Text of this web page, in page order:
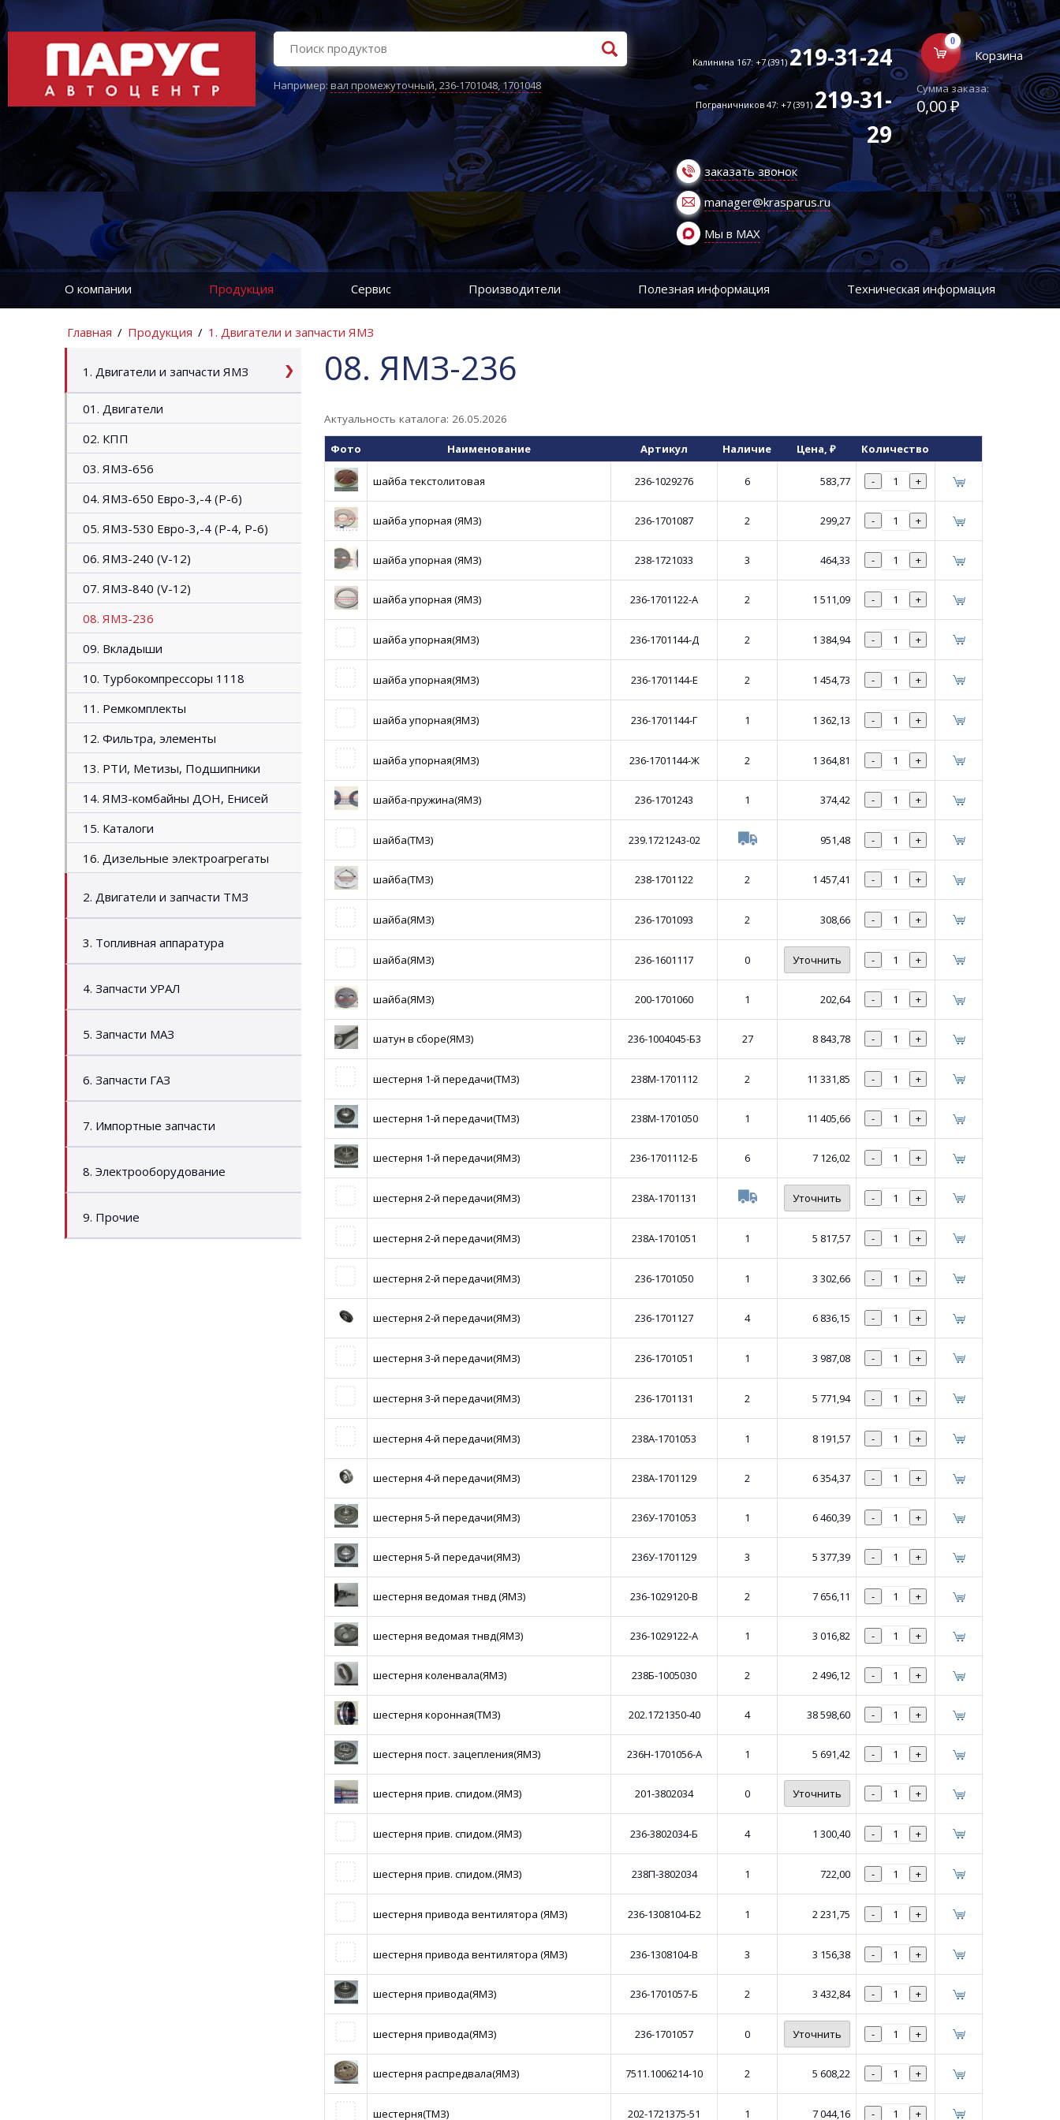
Например:вал промежуточный,236-1701048,1701048
Калинина 167: +7 (391)219-31-24
Пограничников 47: +7 (391)219-31-
29
заказать звонок
manager@krasparus.ru
Мы в MAX
0
Корзина
Сумма заказа:
0,00 ₽
О компании Продукция Сервис Производители Полезная информация Техническая информация
Главная / Продукция / 1. Двигатели и запчасти ЯМЗ
1. Двигатели и запчасти ЯМЗ
01. Двигатели
02. КПП
03. ЯМЗ-656
04. ЯМЗ-650 Евро-3,-4 (P-6)
05. ЯМЗ-530 Евро-3,-4 (Р-4, P-6)
06. ЯМЗ-240 (V-12)
07. ЯМЗ-840 (V-12)
08. ЯМЗ-236
09. Вкладыши
10. Турбокомпрессоры 1118
11. Ремкомплекты
12. Фильтра, элементы
13. РТИ, Метизы, Подшипники
14. ЯМЗ-комбайны ДОН, Енисей
15. Каталоги
16. Дизельные электроагрегаты
2. Двигатели и запчасти ТМЗ
3. Топливная аппаратура
4. Запчасти УРАЛ
5. Запчасти МАЗ
6. Запчасти ГАЗ
7. Импортные запчасти
8. Электрооборудование
9. Прочие
08. ЯМЗ-236
Актуальность каталога: 26.05.2026
Фото Наименование Артикул Наличие Цена, ₽ Количество
шайба текстолитовая 236-1029276 6 583,77 - +
шайба упорная (ЯМЗ) 236-1701087 2 299,27 - +
шайба упорная (ЯМЗ) 238-1721033 3 464,33 - +
шайба упорная (ЯМЗ) 236-1701122-А 2 1 511,09 - +
шайба упорная(ЯМЗ) 236-1701144-Д 2 1 384,94 - +
шайба упорная(ЯМЗ) 236-1701144-Е 2 1 454,73 - +
шайба упорная(ЯМЗ) 236-1701144-Г 1 1 362,13 - +
шайба упорная(ЯМЗ) 236-1701144-Ж 2 1 364,81 - +
шайба-пружина(ЯМЗ) 236-1701243 1 374,42 - +
шайба(ТМЗ) 239.1721243-02 951,48 - +
шайба(ТМЗ) 238-1701122 2 1 457,41 - +
шайба(ЯМЗ) 236-1701093 2 308,66 - +
шайба(ЯМЗ) 236-1601117 0 Уточнить - +
шайба(ЯМЗ) 200-1701060 1 202,64 - +
шатун в сборе(ЯМЗ) 236-1004045-Б3 27 8 843,78 - +
шестерня 1-й передачи(ТМЗ) 238М-1701112 2 11 331,85 - +
шестерня 1-й передачи(ТМЗ) 238М-1701050 1 11 405,66 - +
шестерня 1-й передачи(ЯМЗ) 236-1701112-Б 6 7 126,02 - +
шестерня 2-й передачи(ЯМЗ) 238А-1701131 Уточнить - +
шестерня 2-й передачи(ЯМЗ) 238А-1701051 1 5 817,57 - +
шестерня 2-й передачи(ЯМЗ) 236-1701050 1 3 302,66 - +
шестерня 2-й передачи(ЯМЗ) 236-1701127 4 6 836,15 - +
шестерня 3-й передачи(ЯМЗ) 236-1701051 1 3 987,08 - +
шестерня 3-й передачи(ЯМЗ) 236-1701131 2 5 771,94 - +
шестерня 4-й передачи(ЯМЗ) 238А-1701053 1 8 191,57 - +
шестерня 4-й передачи(ЯМЗ) 238А-1701129 2 6 354,37 - +
шестерня 5-й передачи(ЯМЗ) 236У-1701053 1 6 460,39 - +
шестерня 5-й передачи(ЯМЗ) 236У-1701129 3 5 377,39 - +
шестерня ведомая тнвд (ЯМЗ) 236-1029120-В 2 7 656,11 - +
шестерня ведомая тнвд(ЯМЗ) 236-1029122-А 1 3 016,82 - +
шестерня коленвала(ЯМЗ) 238Б-1005030 2 2 496,12 - +
шестерня коронная(ТМЗ) 202.1721350-40 4 38 598,60 - +
шестерня пост. зацепления(ЯМЗ) 236Н-1701056-А 1 5 691,42 - +
шестерня прив. спидом.(ЯМЗ) 201-3802034 0 Уточнить - +
шестерня прив. спидом.(ЯМЗ) 236-3802034-Б 4 1 300,40 - +
шестерня прив. спидом.(ЯМЗ) 238П-3802034 1 722,00 - +
шестерня привода вентилятора (ЯМЗ) 236-1308104-Б2 1 2 231,75 - +
шестерня привода вентилятора (ЯМЗ) 236-1308104-В 3 3 156,38 - +
шестерня привода(ЯМЗ) 236-1701057-Б 2 3 432,84 - +
шестерня привода(ЯМЗ) 236-1701057 0 Уточнить - +
шестерня распредвала(ЯМЗ) 7511.1006214-10 2 5 608,22 - +
шестерня(ТМЗ) 202-1721375-51 1 7 044,16 - +